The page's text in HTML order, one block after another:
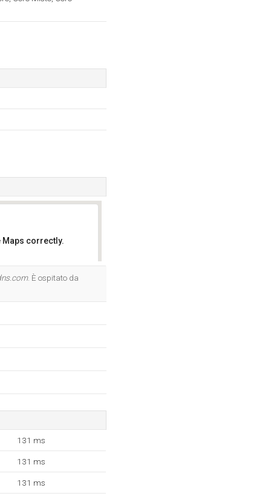
Maps correctly.
. È ospitato da
131 ms
131 ms
131 ms